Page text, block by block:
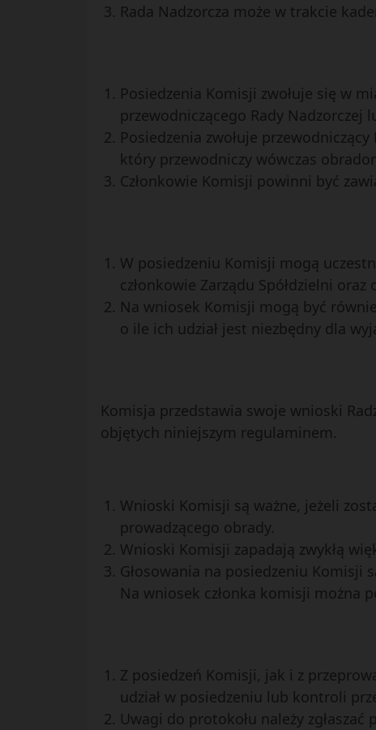
Rada Nadzorcza może w trakcie
Posiedzenia Komisji zwołuje się w
przewodniczącego Rady Nadzorczej
Posiedzenia zwołuje
który przewodniczy wówczas
Członkowie Komisji powinni być
W posiedzeniu Komisji mogą
członkowie Zarządu Spółdzielni
Na wniosek Komisji mogą być
o ile ich udział jest niezbędny dla
Komisja przedstawia swoje wnioski
objętych niniejszym regulaminem.
Wnioski Komisji są ważne, jeżeli
prowadzącego obrady.
Wnioski Komisji zapadają zwykłą
Głosowania na posiedzeniu Komisji
Na wniosek członka komisji można
Z posiedzeń Komisji, jak i z
udział w posiedzeniu lub kontroli
Uwagi do protokołu należy